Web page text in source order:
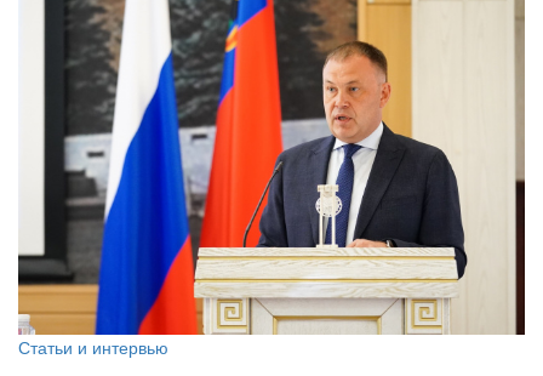
Статьи и интервью